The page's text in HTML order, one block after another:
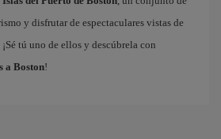
y disfrutar de espectaculares vistas de
tú uno de ellos y descúbrela con
a Boston!